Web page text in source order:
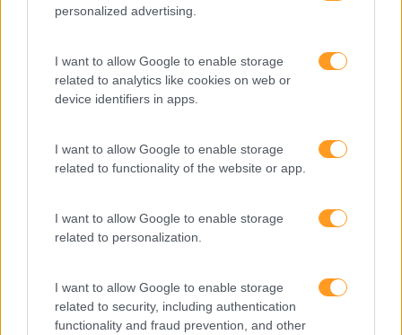
personalized advertising.
I want to allow Google to enable storage
related to analytics like cookies on web or
device identifiers in apps.
I want to allow Google to enable storage
related to functionality of the website or app.
I want to allow Google to enable storage
related to personalization.
I want to allow Google to enable storage
related to security, including authentication
functionality and fraud prevention, and other
Pessoas
PORTO RH MEETING
Sem Categoria
Team Building
Vendas E Negociação